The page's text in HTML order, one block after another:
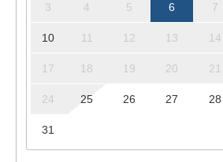
3 4 5 6 7
10 11 12 13 14
17 18 19 20 21
24 25 26 27 28
31